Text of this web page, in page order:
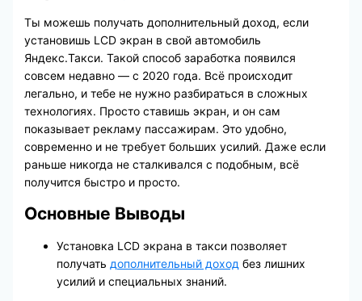
Ты можешь получать дополнительный доход, если
установишь LCD экран в свой автомобиль
Яндекс.Такси. Такой способ заработка появился
совсем недавно — с 2020 года. Всё происходит
легально, и тебе не нужно разбираться в сложных
технологиях. Просто ставишь экран, и он сам
показывает рекламу пассажирам. Это удобно,
современно и не требует больших усилий. Даже если
раньше никогда не сталкивался с подобным, всё
получится быстро и просто.
Основные Выводы
Установка LCD экрана в такси позволяет
получать дополнительный доход без лишних
усилий и специальных знаний.